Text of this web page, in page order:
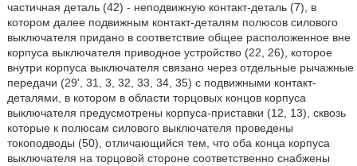
частичная деталь (42) - неподвижную контакт-деталь (7), в
котором далее подвижным контакт-деталям полюсов силового
выключателя придано в соответствие общее расположенное вне
корпуса выключателя приводное устройство (22, 26), которое
внутри корпуса выключателя связано через отдельные рычажные
передачи (29', 31, 3, 32, 33, 34, 35) с подвижными контакт-
деталями, в котором в области торцовых концов корпуса
выключателя предусмотрены корпуса-приставки (12, 13), сквозь
которые к полюсам силового выключателя проведены
токоподводы (50), отличающийся тем, что оба конца корпуса
выключателя на торцовой стороне соответственно снабжены